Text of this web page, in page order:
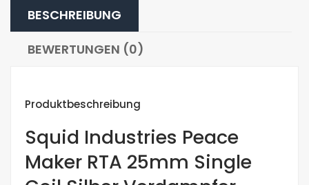
BESCHREIBUNG
BEWERTUNGEN (0)
Produktbeschreibung
Squid Industries Peace
Maker RTA 25mm Single